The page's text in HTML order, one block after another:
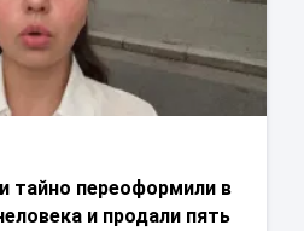
тайно переоформили в
и продали пять